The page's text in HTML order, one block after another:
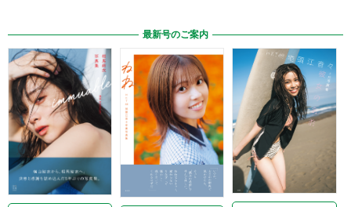
最新号のご案内